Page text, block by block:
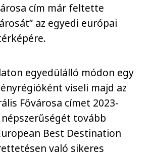
cím már feltette
az egyedi európai
egyedülálló módon egy
viseli majd az
Fővárosa címet 2023-
tovább
Best Destination
való sikeres